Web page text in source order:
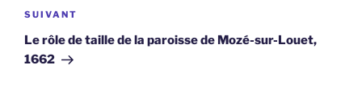
Article
suivant
SUIVANT
Le rôle de taille de la paroisse de Mozé-sur-Louet,
1662